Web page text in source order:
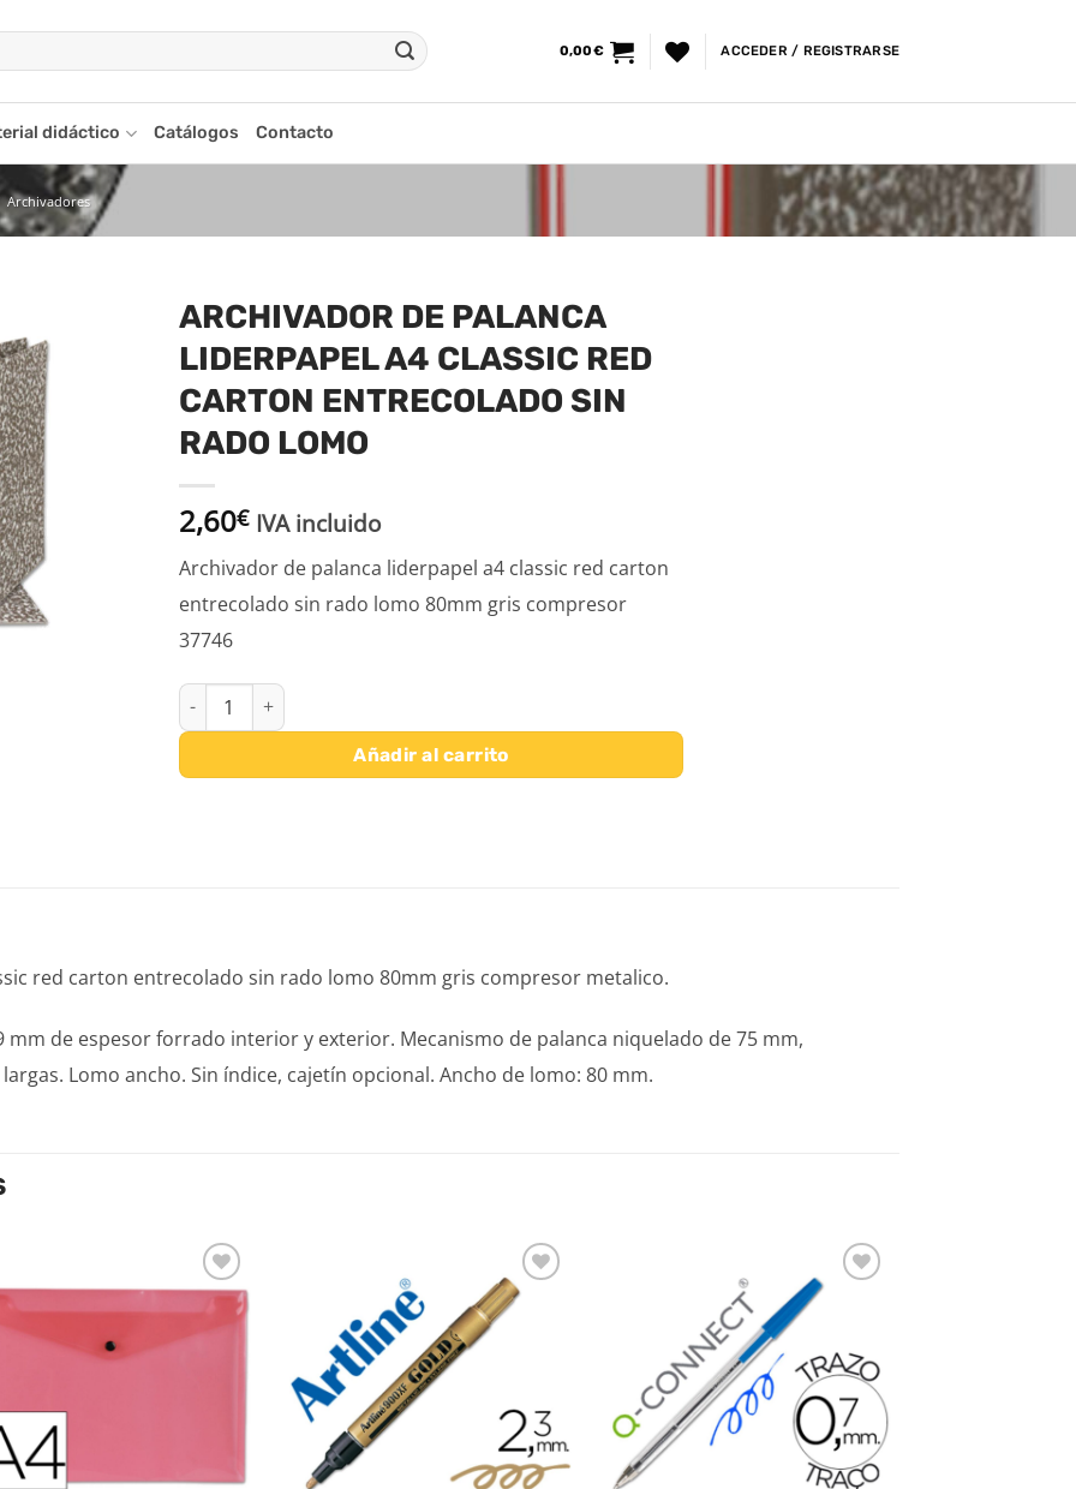
0,00€ ACCEDER / REGISTRARSE
didáctico Catálogos Contacto
Archivadores
la
ARCHIVADOR DE PALANCA
LIDERPAPEL A4 CLASSIC RED
CARTON ENTRECOLADO SIN
RADO LOMO
2,60€ IVA incluido
Archivador de palanca liderpapel a4 classic red carton
entrecolado sin rado lomo 80mm gris compresor
37746
ARCHIVADOR DE PALANCA LIDERPAPEL A4 CLASSIC RED CARTON ENTRECOLADO SIN RADO LOMO cantidad
Añadir al carrito
red carton entrecolado sin rado lomo 80mm gris compresor metalico.
de espesor forrado interior y exterior. Mecanismo de palanca niquelado de 75 mm,
Lomo ancho. Sin índice, cajetín opcional. Ancho de lomo: 80 mm.
Añadir
a la
lista de
Añadir